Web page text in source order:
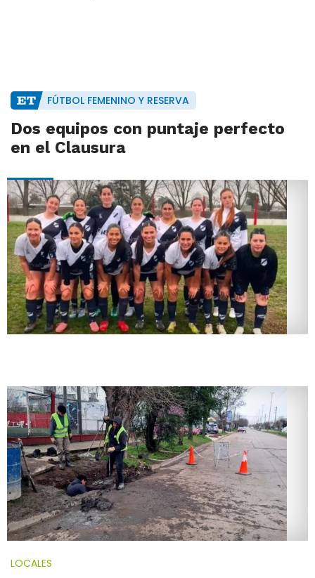
FÚTBOL FEMENINO Y RESERVA
Dos equipos con puntaje perfecto
en el Clausura
LOCALES